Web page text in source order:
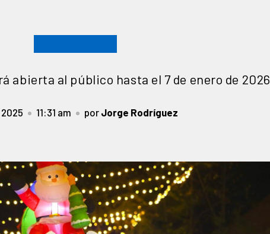
abierta al público hasta el 7 de enero de 2026.
2025 11:31 am por Jorge Rodríguez